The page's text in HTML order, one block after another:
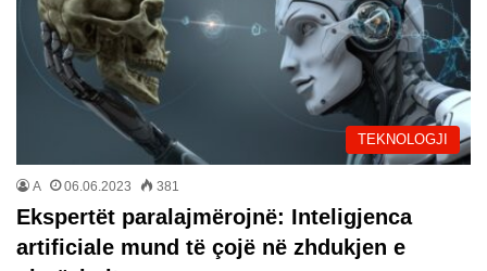
TEKNOLOGJI
A 06.06.2023 381
Ekspertët paralajmërojnë: Inteligjenca
artificiale mund të çojë në zhdukjen e